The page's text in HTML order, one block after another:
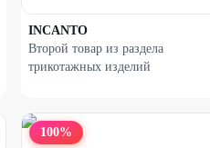
INCANTO
Второй товар из раздела
трикотажных изделий
100%